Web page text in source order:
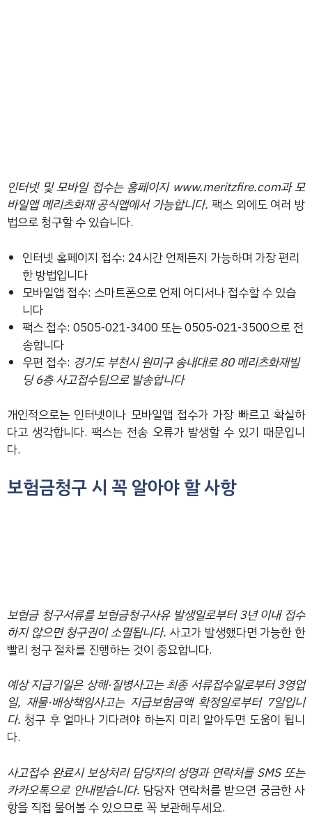
인터넷 및 모바일 접수는 홈페이지 www.meritzfire.com과 모
바일앱 메리츠화재 공식앱에서 가능합니다. 팩스 외에도 여러 방
법으로 청구할 수 있습니다.
인터넷 홈페이지 접수: 24시간 언제든지 가능하며 가장 편리
한 방법입니다
모바일앱 접수: 스마트폰으로 언제 어디서나 접수할 수 있습
니다
팩스 접수: 0505-021-3400 또는 0505-021-3500으로 전
송합니다
우편 접수: 경기도 부천시 원미구 송내대로 80 메리츠화재빌
딩 6층 사고접수팀으로 발송합니다
개인적으로는 인터넷이나 모바일앱 접수가 가장 빠르고 확실하
다고 생각합니다. 팩스는 전송 오류가 발생할 수 있기 때문입니
다.
보험금청구 시 꼭 알아야 할 사항
보험금 청구서류를 보험금청구사유 발생일로부터 3년 이내 접수
하지 않으면 청구권이 소멸됩니다. 사고가 발생했다면 가능한 한
빨리 청구 절차를 진행하는 것이 중요합니다.
예상 지급기일은 상해·질병사고는 최종 서류접수일로부터 3영업
일, 재물·배상책임사고는 지급보험금액 확정일로부터 7일입니
다. 청구 후 얼마나 기다려야 하는지 미리 알아두면 도움이 됩니
다.
사고접수 완료시 보상처리 담당자의 성명과 연락처를 SMS 또는
카카오톡으로 안내받습니다. 담당자 연락처를 받으면 궁금한 사
항을 직접 물어볼 수 있으므로 꼭 보관해두세요.